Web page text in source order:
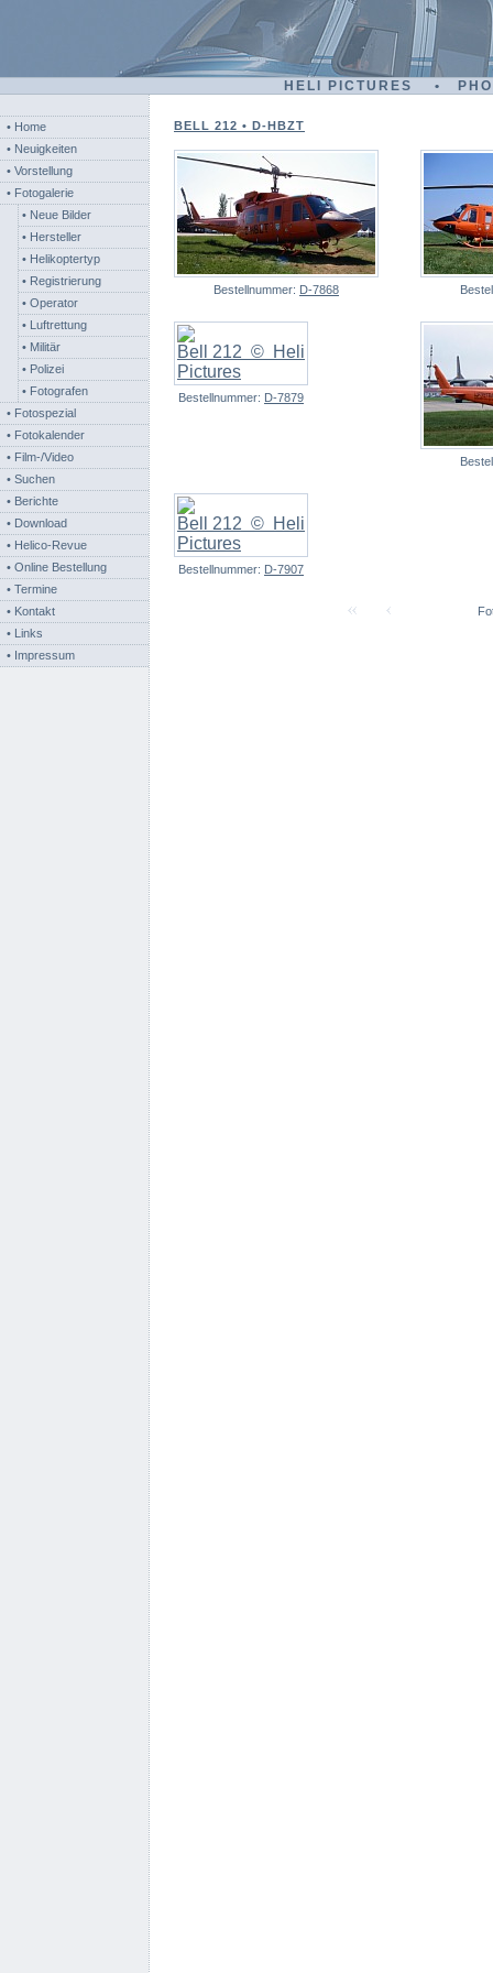
HELI PICTURES •
• Home
• Neuigkeiten
• Vorstellung
• Fotogalerie
• Neue Bilder
• Hersteller
• Helikoptertyp
• Registrierung
• Operator
• Luftrettung
• Militär
• Polizei
• Fotografen
• Fotospezial
• Fotokalender
• Film-/Video
• Suchen
• Berichte
• Download
• Helico-Revue
• Online Bestellung
• Termine
• Kontakt
• Links
• Impressum
BELL 212 • D-HBZT
Bestellnummer: D-7868
Bestellnummer: D-7879
Bestellnummer: D-7907